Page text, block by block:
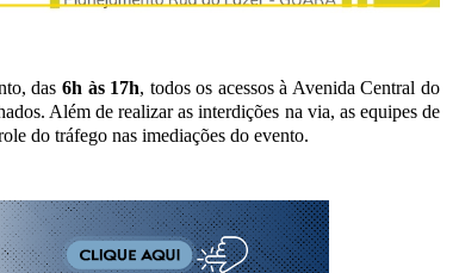
das 6h às 17h, todos os acessos à Avenida Central do
Além de realizar as interdições na via, as equipes de
do tráfego nas imediações do evento.